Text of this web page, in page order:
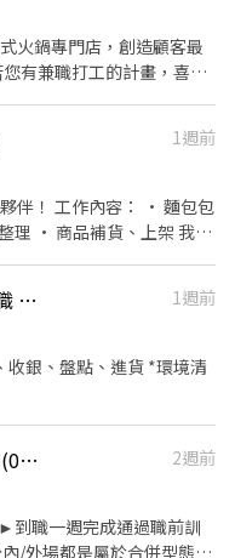
店：天吉屋、吉天麩羅
續穩定發展中。 ----------
【應
應徵申請。 ②履歷初審合
則不另行通知。 ③錄取的
核定職級。
火鍋專門店，創造顧客最
洗滌與環境清潔 5. 完成主
息時間，週六、週日有一天
六與週日正常工時出勤每
✅歡迎無餐飲工作經驗、
團。 ------------------------
灣成立-日商三澧餐飲集團
集團在台分公司。 深耕
旗下六大連鎖餐飲品牌包
BELLINI Pasta Pasta、
Mo-Mo-Paradise壽喜燒
全台直營店鋪皆位於各大
1週前
伴！ 工作內容： • 麵包包
理 • 商品補貨、上架 我們
SUBWAY 南港中信 早晚班長期兼職 （無經驗可）- 8月中開幕
1週前
銀、盤點、進貨 *環境清
[日商 丸亀製麵]LALAPORT南港店(071)-長期兼職/工讀生/彈性排班
2週前
到職一週完成通過職前訓
/外場都是屬於合併型態的